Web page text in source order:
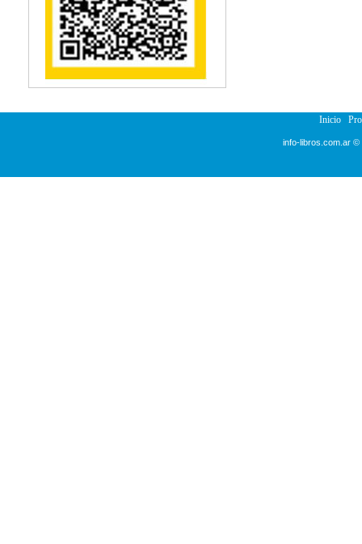
Reumatología
Salud Pública
Semiología
Terapia Ocupacional
Urología
Inicio
info-libros.com.ar